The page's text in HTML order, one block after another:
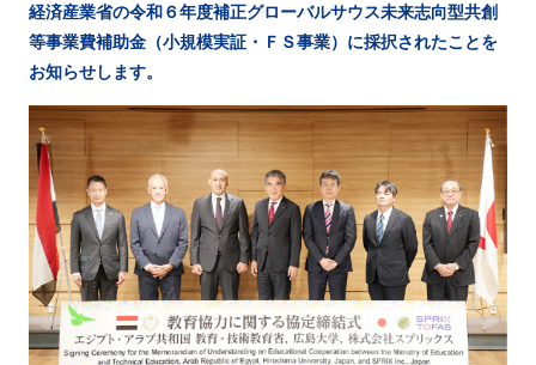
経済産業省の令和６年度補正グローバルサウス未来志向型共創
等事業費補助⾦（小規模実証・ＦＳ事業）に採択されたことを
お知らせします。